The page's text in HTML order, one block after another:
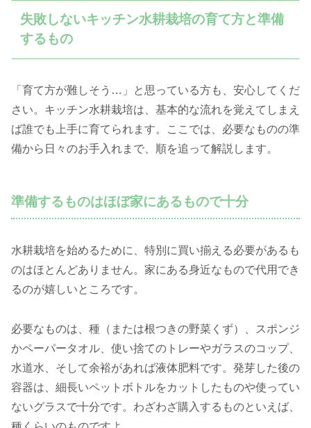
失敗しないキッチン水耕栽培の育て方と準備
するもの
「育て方が難しそう…」と思っている方も、安心してくだ
さい。キッチン水耕栽培は、基本的な流れを覚えてしまえ
ば誰でも上手に育てられます。ここでは、必要なものの準
備から日々のお手入れまで、順を追って解説します。
準備するものはほぼ家にあるもので十分
水耕栽培を始めるために、特別に買い揃える必要があるも
のはほとんどありません。家にある身近なもので代用でき
るのが嬉しいところです。
必要なものは、種（または根つきの野菜くず）、スポンジ
かペーパータオル、使い捨てのトレーやガラスのコップ、
水道水、そして余裕があれば液体肥料です。発芽した後の
容器は、細長いペットボトルをカットしたものや使ってい
ないグラスで十分です。わざわざ購入するものといえば、